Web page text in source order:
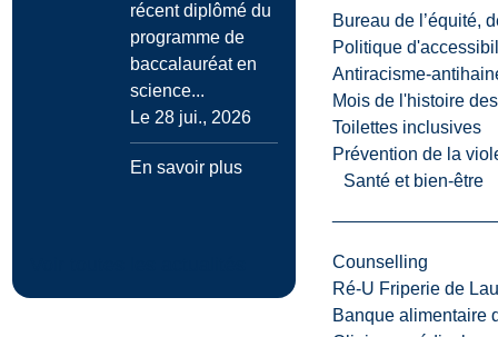
Bureau de l’équité,
Politique
Antiracisme-
Mois de l'histoire
Toilettes inclusives
Prévention de la
Santé et bien-être
Counselling
Ré-U Friperie de
Banque alimentaire
récent diplômé du
programme de
baccalauréat en
science...
Le 28 jui., 2026
En savoir plus